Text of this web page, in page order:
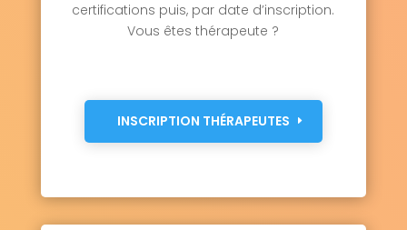
certifications puis, par date d’inscription.
Vous êtes thérapeute ?
INSCRIPTION THÉRAPEUTES